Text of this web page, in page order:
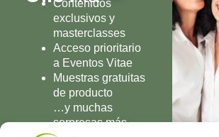
Contenidos
exclusivos y
masterclasses
Acceso prioritario
a Eventos Vitae
Muestras gratuitas
de producto
…y muchas
sorpresas más